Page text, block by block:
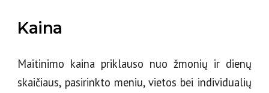
Kaina
Maitinimo kaina priklauso nuo žmonių ir dienų
skaičiaus, pasirinkto meniu, vietos bei individualių